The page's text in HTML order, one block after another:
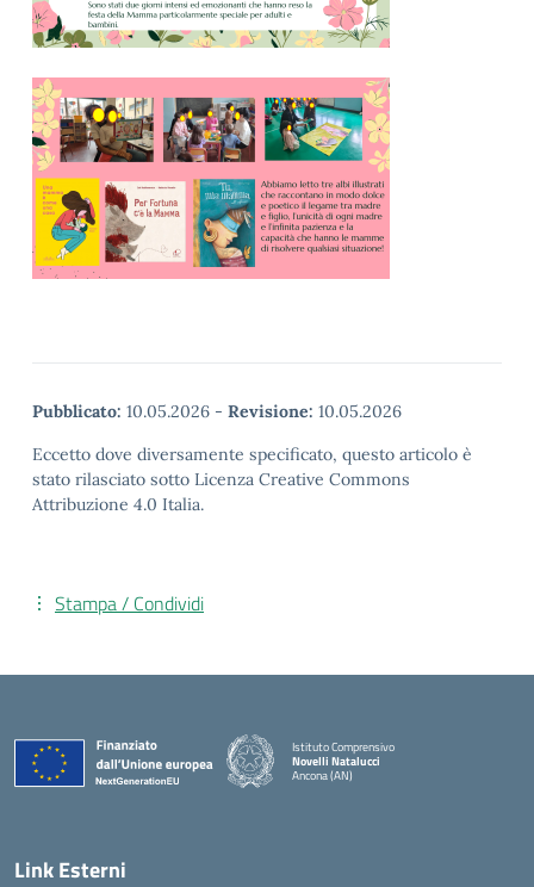
Pubblicato: 10.05.2026 - Revisione: 10.05.2026
Eccetto dove diversamente specificato, questo articolo è
stato rilasciato sotto Licenza Creative Commons
Attribuzione 4.0 Italia.
Stampa / Condividi
Istituto Comprensivo
Novelli Natalucci
Ancona (AN)
Link Esterni